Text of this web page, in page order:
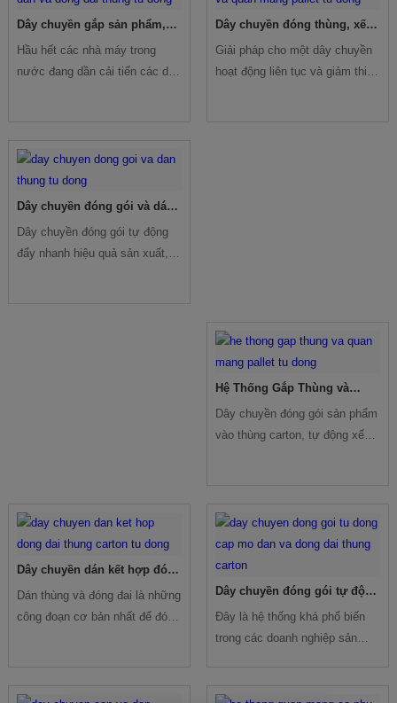
Dây chuyền gắp sản phẩm,
dán và đóng đai thùng tự
động
Hầu hết các nhà máy trong
nước đang dần cải tiến các dây
động và tiến bộ hơn là sử dụng
các dòng máy gắp sản phẩm để
thay thế dần lao động.
Dây chuyền đóng thùng, xếp
và quấn màng pallet tự động
Giải pháp cho một dây chuyền
hoạt động liên tục và giảm thiểu
Dây chuyền đóng gói và dán
thùng tự động
Dây chuyền đóng gói tự động
đẩy nhanh hiệu quả sản xuất,
Hệ Thống Gắp Thùng và
Quấn Màng Pallet Tự Động
Dây chuyền đóng gói sản phẩm
vào thùng carton, tự động xếp
nhau qua các băng tải để tạo
thành một dây chuyền tự động
từ khâu bắt đầu đến thành
phẩm.
Dây chuyền dán kết hợp đóng
đai thùng carton tự động
Dán thùng và đóng đai là những
công đoạn cơ bản nhất để đóng
Dây chuyền đóng gói tự động
cấp mở, dán và đóng đai
thùng Carton
Đây là hệ thống khá phổ biến
trong các doanh nghiệp sản